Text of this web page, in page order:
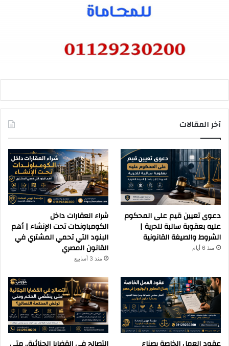
آخر المقالات
دعوى تعيين قيم على المحكوم
عليه بعقوبة سالبة للحرية |
الشروط والصيغة القانونية
منذ 6 أيام
شراء العقارات داخل
الكومباوندات تحت الإنشاء | أهم
البنود التي تحمي المشتري في
القانون المصري
منذ 3 أسابيع